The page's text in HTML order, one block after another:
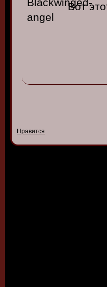
Вот
Нравится